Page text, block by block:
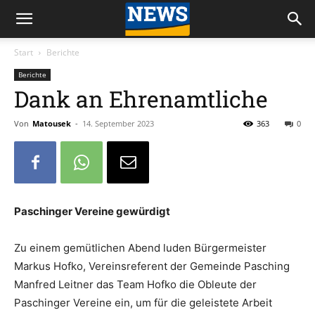
Start Berichte
Berichte
Dank an Ehrenamtliche
Von Matousek - 14. September 2023 0
363
Paschinger Vereine gewürdigt
Zu einem gemütlichen Abend luden Bürgermeister
Markus Hofko, Vereinsreferent der Gemeinde Pasching
Manfred Leitner das Team Hofko die Obleute der
Paschinger Vereine ein, um für die geleistete Arbeit